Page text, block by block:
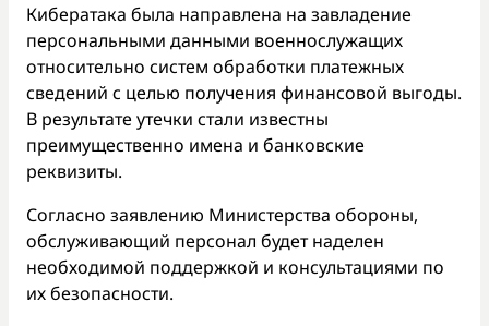
Кибератака была направлена на завладение
персональными данными военнослужащих
относительно систем обработки платежных
сведений с целью получения финансовой выгоды.
В результате утечки стали известны
преимущественно имена и банковские
реквизиты.
Согласно заявлению Министерства обороны,
обслуживающий персонал будет наделен
необходимой поддержкой и консультациями по
их безопасности.